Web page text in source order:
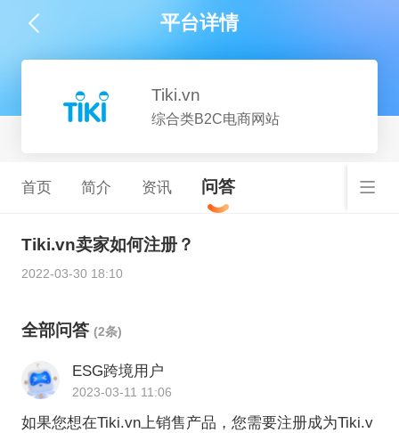
平台详情
Tiki.vn
综合类B2C电商网站
首页 简介 资讯 问答
Tiki.vn卖家如何注册？
2022-03-30 18:10
全部问答 (2条)
ESG跨境用户
2023-03-11 11:06
如果您想在Tiki.vn上销售产品，您需要注册成为Tiki.v